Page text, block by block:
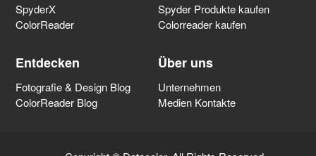
SpyderX
ColorReader
Spyder Produkte kaufen
Colorreader kaufen
Entdecken
Fotografie & Design Blog
ColorReader Blog
Über uns
Unternehmen
Medien Kontakte